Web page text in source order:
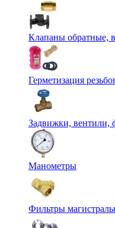
Клапаны обратные,
Герметизация
Задвижки, вентили,
Манометры
Фильтры